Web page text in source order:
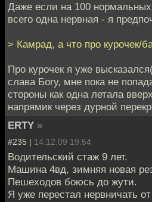
Даже если на 100 нормальных
всего одна нервная - я
> Камрад, а что про курочек/
Про курочек я уже
слава Богу, мне пока не
стороны как одна летала
напрямик через дурной
ERTY »
#235 | 14.12.09 19:54
Водительский стаж 9 лет.
Машина 4вд, зимняя новая
Пешеходов боюсь до жути.
Я уже перестал нервничать